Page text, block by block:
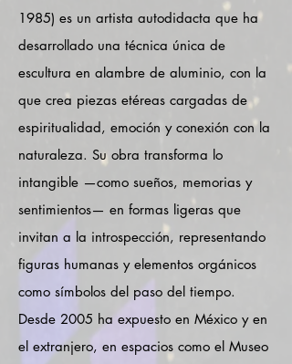
1985) es un artista autodidacta que ha
desarrollado una técnica única de
escultura en alambre de aluminio, con la
que crea piezas etéreas cargadas de
espiritualidad, emoción y conexión con la
naturaleza. Su obra transforma lo
intangible —como sueños, memorias y
sentimientos— en formas ligeras que
invitan a la introspección, representando
figuras humanas y elementos orgánicos
como símbolos del paso del tiempo.
Desde 2005 ha expuesto en México y en
el extranjero, en espacios como el Museo